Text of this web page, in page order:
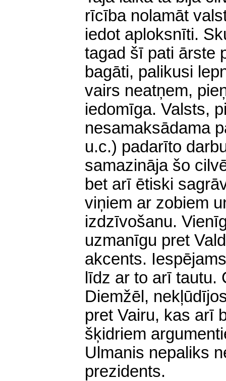
rīcība nolamāt
iedot aploksnīti.
tagad šī pati ārste
bagāti, palikusi
vairs neatņem,
iedomīga. Valsts,
nesamaksādama
u.c.) padarīto
samazināja šo
bet arī ētiski
viņiem ar zobiem
izdzīvošanu.
uzmanīgu pret
akcents.
līdz ar to arī tautu.
Diemžēl,
pret Vairu, kas arī
šķidriem
Ulmanis nepaliks
prezidents.